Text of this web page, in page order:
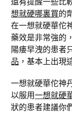
想就硬哪裏買的
在一想就硬華佗
藥效是非常強的
陽痿早洩的患者
品 ，基本上出現
一想就硬華佗神
以服用一想就硬
狀的患者建議你